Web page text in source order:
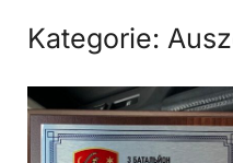
Kategorie: